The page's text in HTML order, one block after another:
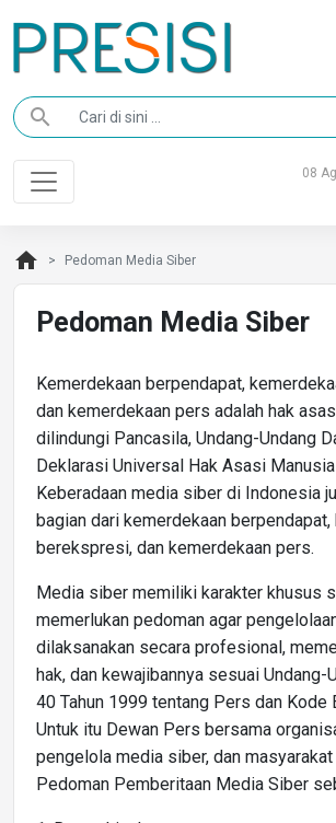
search
08
home Pedoman Media Siber
Pedoman Media Siber
Kemerdekaan berpendapat,
dan kemerdekaan pers adalah hak
dilindungi Pancasila, Undang-Undang
Deklarasi Universal Hak Asasi
Keberadaan media siber di Indonesia
bagian dari kemerdekaan
berekspresi, dan kemerdekaan pers.
Media siber memiliki karakter khusus
memerlukan pedoman agar
dilaksanakan secara profesional,
hak, dan kewajibannya sesuai Undang-
40 Tahun 1999 tentang Pers dan Kode
Untuk itu Dewan Pers bersama
pengelola media siber, dan
Pedoman Pemberitaan Media Siber